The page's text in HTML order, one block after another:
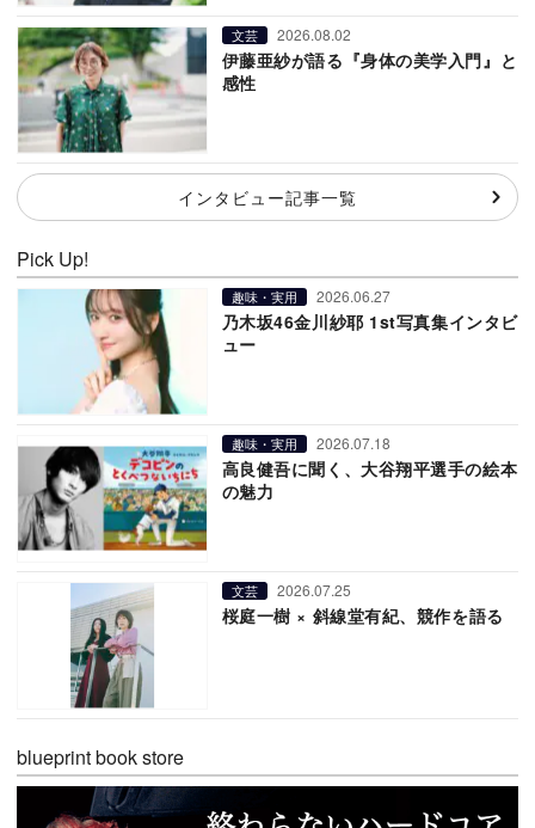
文芸 2026.08.02
伊藤亜紗が語る『身体の美学入門』と
感性
インタビュー記事一覧
Pick Up!
趣味・実用 2026.06.27
乃木坂46金川紗耶 1st写真集インタビ
ュー
趣味・実用 2026.07.18
高良健吾に聞く、大谷翔平選手の絵本
の魅力
文芸 2026.07.25
桜庭一樹 × 斜線堂有紀、競作を語る
blueprint book store